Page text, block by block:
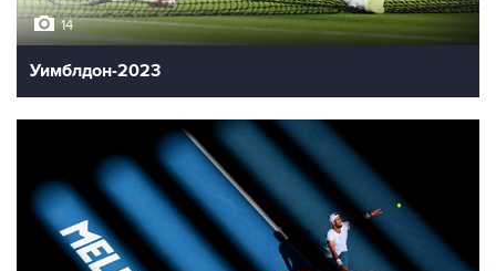
14
Уимблдон-2023